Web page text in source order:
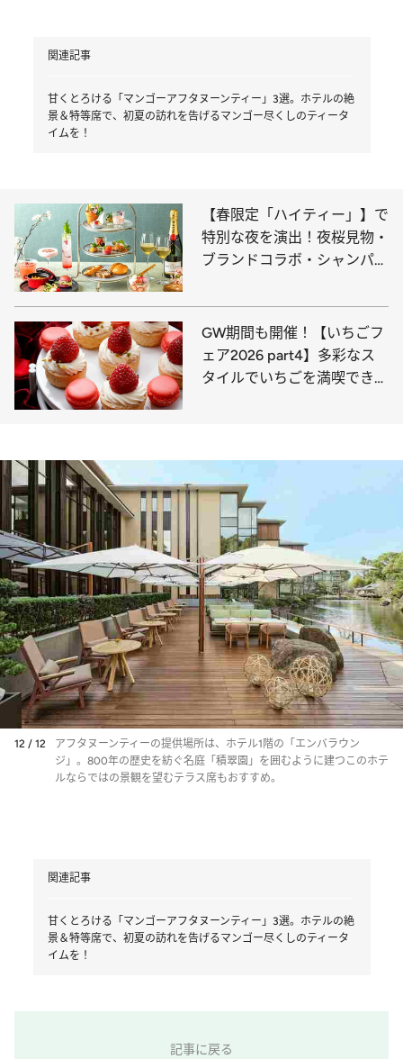
関連記事
甘くとろける「マンゴーアフタヌーンティー」3選。ホテルの絶
景＆特等席で、初夏の訪れを告げるマンゴー尽くしのティータ
イムを！
【春限定「ハイティー」】で
特別な夜を演出！夜桜見物・
ブランドコラボ・シャンパン
満載。歓送迎会やご褒美時間
にも最適！
GW期間も開催！【いちごフ
ェア2026 part4】多彩なス
タイルでいちごを満喫できる
12 / 12
アフタヌーンティーの提供場所は、ホテル1階の「エンバラウン
ジ」。800年の歴史を紡ぐ名庭「積翠園」を囲むように建つこのホテ
ルならではの景観を望むテラス席もおすすめ。
関連記事
甘くとろける「マンゴーアフタヌーンティー」3選。ホテルの絶
景＆特等席で、初夏の訪れを告げるマンゴー尽くしのティータ
イムを！
記事に戻る